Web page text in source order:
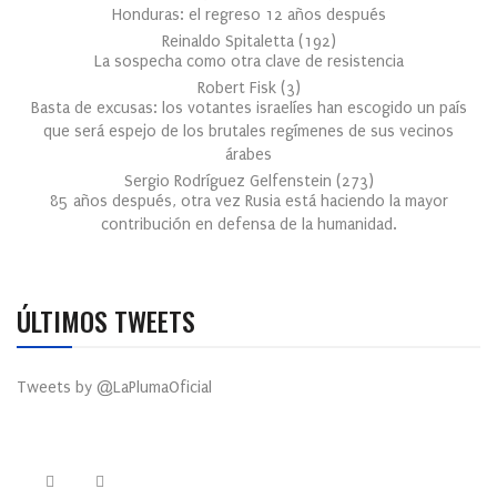
Honduras: el regreso 12 años después
Reinaldo Spitaletta (192)
La sospecha como otra clave de resistencia
Robert Fisk (3)
Basta de excusas: los votantes israelíes han escogido un país
que será espejo de los brutales regímenes de sus vecinos
árabes
Sergio Rodríguez Gelfenstein (273)
85 años después, otra vez Rusia está haciendo la mayor
contribución en defensa de la humanidad.
ÚLTIMOS TWEETS
Tweets by @LaPlumaOficial